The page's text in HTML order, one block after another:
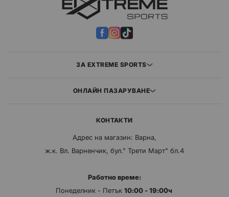
ЗА EXTREME SPORTS
ОНЛАЙН ПАЗАРУВАНЕ
КОНТАКТИ
Адрес на магазин: Варна,
ж.к. Вл. Варненчик, бул." Трети Март" бл.4
Работно време:
Понеделник - Петък 10:00 - 19:00ч